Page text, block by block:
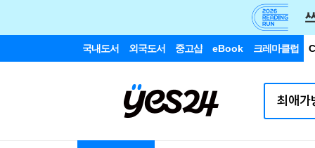
국내도서 외국도서 중고샵 eBook 크레마클럽